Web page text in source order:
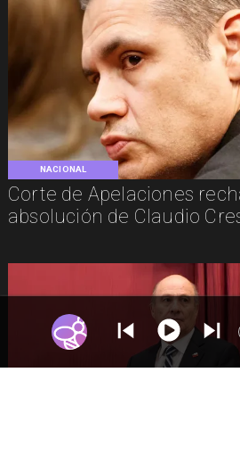
NACIONAL
Corte de Apelaciones
absolución de Claudio